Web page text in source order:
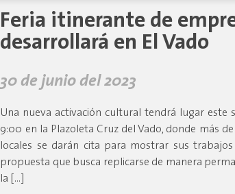
Feria itinerante de
desarrollará en El Vado
30 de junio del 2023
Una nueva activación cultural tendrá lugar este
9:00 en la Plazoleta Cruz del Vado, donde más
locales se darán cita para mostrar sus
propuesta que busca replicarse de manera
la […]